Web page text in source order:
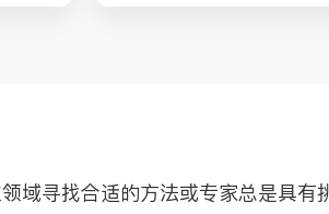
域寻找合适的方法或专家总是具有